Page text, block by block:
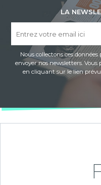
LA
Nous collectons ces
envoyer nos newsletters.
en cliquant sur le lien